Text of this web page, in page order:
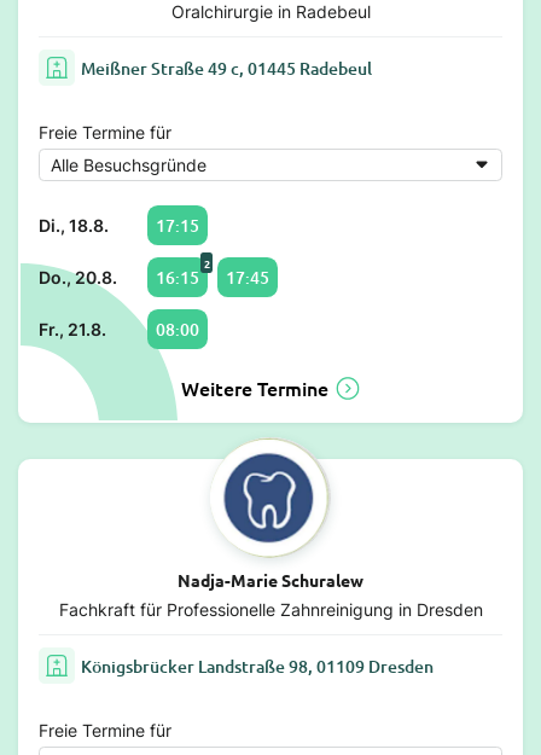
Oralchirurgie in Radebeul
Meißner Straße 49 c, 01445 Radebeul
Freie Termine für
Di., 18.8. 17:15
Do., 20.8. 16:15
2
17:45
Fr., 21.8. 08:00
Weitere Termine
Nadja-Marie Schuralew
Fachkraft für Professionelle Zahnreinigung in Dresden
Königsbrücker Landstraße 98, 01109 Dresden
Freie Termine für